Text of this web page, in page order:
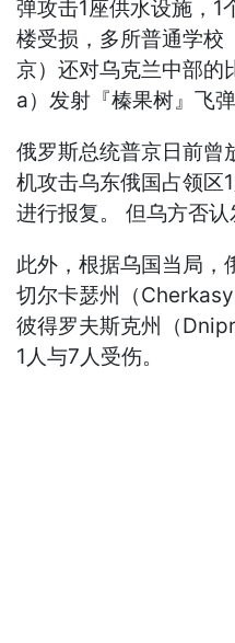
弹攻击1座供水设施，1
楼受损，多所普通学校
京）还对乌克兰中部的
a）发射『榛果树』飞
俄罗斯总统普京日前曾
机攻击乌东俄国占领区
进行报复。 但乌方否认
此外，根据乌国当局，
切尔卡瑟州（
彼得罗夫斯克州（
1人与7人受伤。